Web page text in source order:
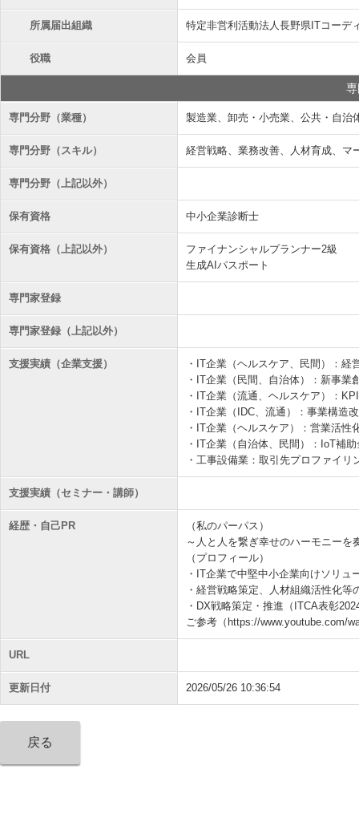
所属届出組織 特定非営利活動法人長野県ITコーデ
役職 会員
専門分野（業種） 製造業、卸売・小売業、公共・自治
専門分野（スキル） 経営戦略、業務改善、人材育成、マ
専門分野（上記以外）
保有資格 中小企業診断士
保有資格（上記以外）
ファイナンシャルプランナー2級
生成AIパスポート
専門家登録
専門家登録（上記以外）
支援実績（企業支援）
・IT企業（ヘルスケア、民間）：経
・IT企業（民間、自治体）：新事業
・IT企業（流通、ヘルスケア）：
・IT企業（IDC、流通）：事業構造
・IT企業（ヘルスケア）：営業活性
・IT企業（自治体、民間）：IoT補
・工事設備業：取引先プロファイリ
支援実績（セミナー・講師）
経歴・自己PR
（私のパーパス）
～人と人を繋ぎ幸せのハーモニーを
（プロフィール）
・IT企業で中堅中小企業向けソリュ
・経営戦略策定、人材組織活性化
・DX戦略策定・推進（ITCA表彰
ご参考（https://www.youtube.com/
URL
更新日付 2026/05/26 10:36:54